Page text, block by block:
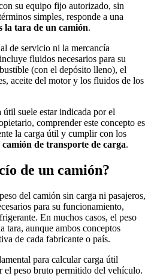
su equipo fijo autorizado, sin
simples, responde a una
la tara de un camión.
de servicio ni la mercancía
fluidos necesarios para su
(con el depósito lleno), el
aceite del motor y los fluidos de los
suele estar indicada por el
comprender este concepto es
la carga útil y cumplir con los
camión de transporte de carga.
de un camión?
del camión sin carga ni pasajeros,
para su funcionamiento,
En muchos casos, el peso
tara, aunque ambos conceptos
de cada fabricante o país.
para calcular carga útil
el peso bruto permitido del vehículo.